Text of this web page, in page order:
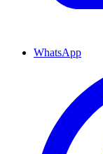
WhatsApp